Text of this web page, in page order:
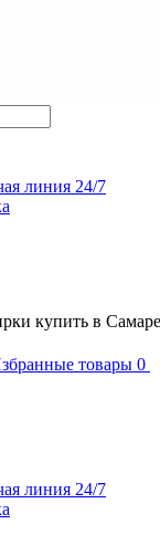
линия 24/7
купить в
товары 0
линия 24/7